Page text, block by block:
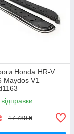
Honda HR-V
Maydos V1
17 780 ₴